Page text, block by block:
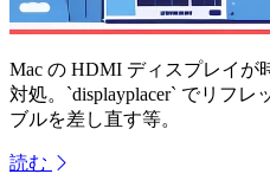
Mac の HDMI ディスプレイが
対処。`displayplacer` でリフ
ブルを差し直す等。
読む